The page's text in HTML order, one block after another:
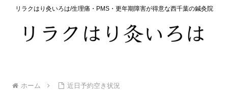
リラクはり灸いろは/生理痛・PMS・更年期障害が得意な西千葉の鍼灸院
ホーム 近日予約空き状況